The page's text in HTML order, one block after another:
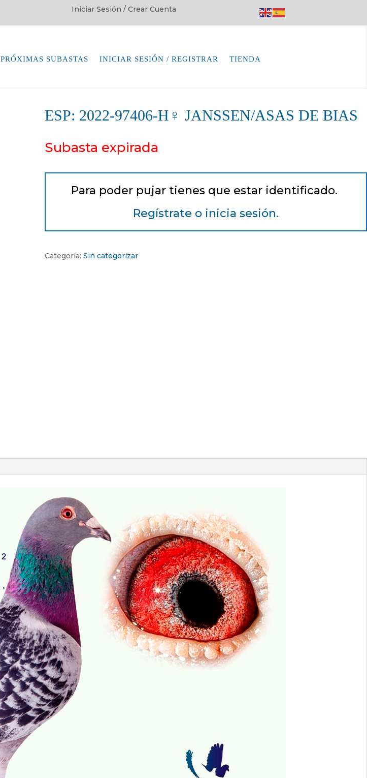
Iniciar Sesión / Crear Cuenta
PRÓXIMAS SUBASTAS INICIAR SESIÓN / REGISTRAR TIENDA
ESP: 2022-97406-H♀ JANSSEN/ASAS DE BIAS
Subasta expirada
Para poder pujar tienes que estar identificado.
Regístrate o inicia sesión.
Categoría: Sin categorizar